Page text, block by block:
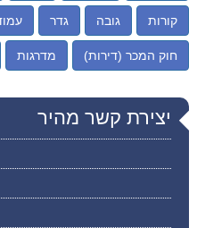
קורות גובה גדר
חוק המכר (דירות) מדרגות
יצירת קשר מהיר